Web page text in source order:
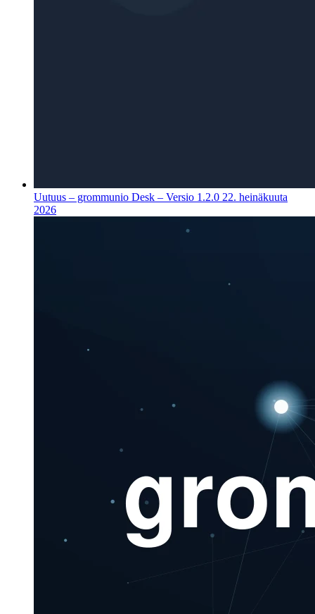
Uutuus – grommunio Desk – Versio 1.2.0 22. heinäkuuta
2026